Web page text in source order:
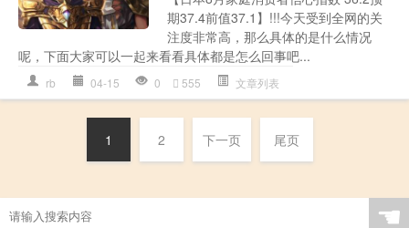
期37.4前值37.1】!!!今天受到全网的关
注度非常高，那么具体的是什么情况
呢，下面大家可以一起来看看具体都是怎么回事吧...
rb 04-15 0 555 文章列表
1 2 下一页 尾页
☚